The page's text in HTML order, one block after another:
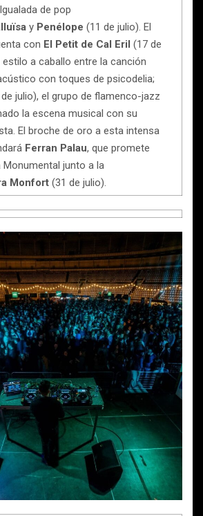
de pop
y Penélope (11 de julio). El
con El Petit de Cal Eril (17 de
a caballo entre la canción
con toques de psicodelia;
julio), el grupo de flamenco-jazz
la escena musical con su
El broche de oro a esta intensa
Ferran Palau, que promete
Monumental junto a la
Monfort (31 de julio).